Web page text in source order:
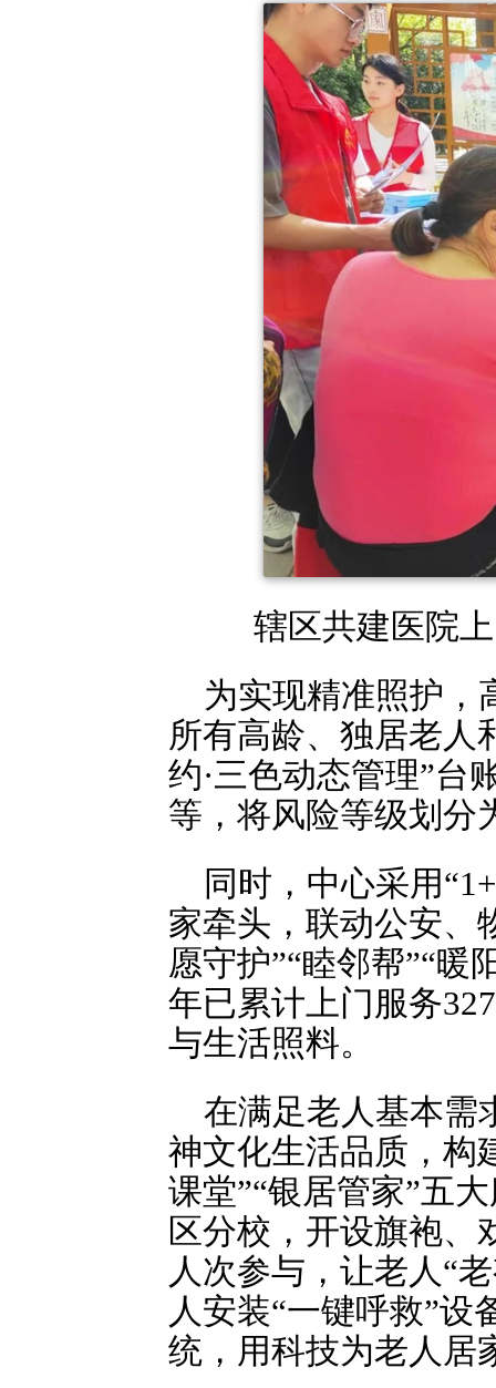
辖区共建医院
为实现精准照护，
所有高龄、独居老人
约·三色动态管理”
等，将风险等级划分
同时，中心采用
家牵头，联动公安、
愿守护”“睦邻帮”“暖
年已累计上门服务
与生活照料。
在满足老人基本需
神文化生活品质，构
课堂”“银居管家”五
区分校，开设旗袍、
人次参与，让老人“
人安装“一键呼救”
统，用科技为老人居